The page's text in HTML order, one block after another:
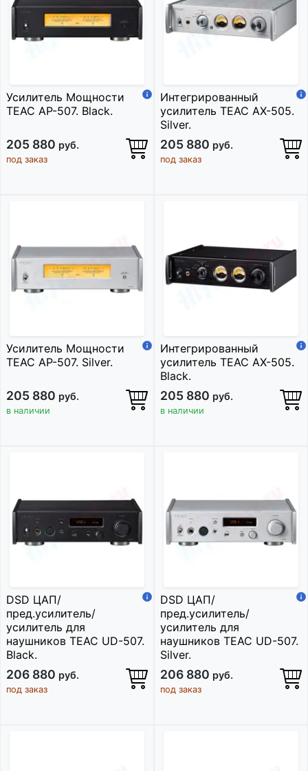
Усилитель Мощности
TEAC AP-507. Black.
205 880 руб.
под заказ
Интегрированный
усилитель TEAC AX-505.
Silver.
205 880 руб.
под заказ
Усилитель Мощности
TEAC AP-507. Silver.
205 880 руб.
в наличии
Интегрированный
усилитель TEAC AX-505.
Black.
205 880 руб.
в наличии
DSD ЦАП/
пред.усилитель/
усилитель для
наушников TEAC UD-507.
Black.
206 880 руб.
под заказ
DSD ЦАП/
пред.усилитель/
усилитель для
наушников TEAC UD-507.
Silver.
206 880 руб.
под заказ